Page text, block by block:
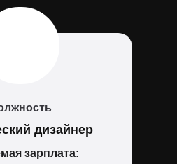
дизайнер
зарплата: